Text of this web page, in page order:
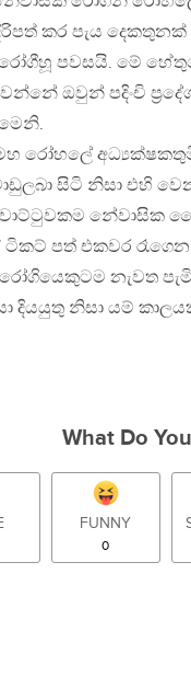
කර පැය
පවසයි. මේ
ඔවුන් පදිංචි
රෝහලේ
සිටි නිසා එහි
වාට්ටුවකම නේවාසික
පත් එකවර රෑගෙන
නැවත
දියයුතු නිසා යම්
What Do
FUNNY
0